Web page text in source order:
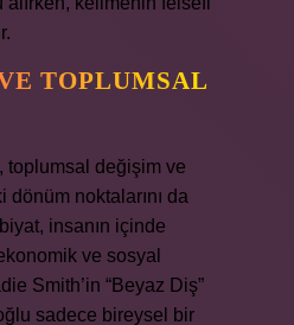
TOPLUMSAL
toplumsal değişim ve
dönüm noktalarını da
insanın içinde
ve sosyal
Smith’in “Beyaz Diş”
sadece bireysel bir